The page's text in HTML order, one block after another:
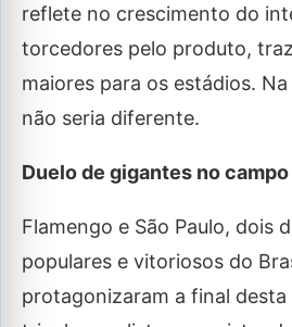
reflete no crescimento do
torcedores pelo produto,
maiores para os estádios.
não seria diferente.
Duelo de gigantes no
Flamengo e São Paulo, dois
populares e vitoriosos do
protagonizaram a final desta